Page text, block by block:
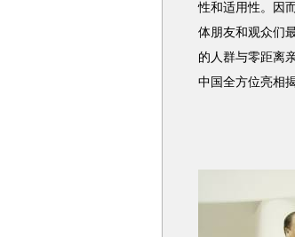
性和适用性。因
体朋友和观众们
的人群与零距离
中国全方位亮相